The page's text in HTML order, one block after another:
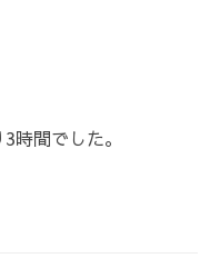
時間でした。